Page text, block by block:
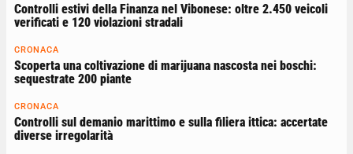
Controlli estivi della Finanza nel Vibonese: oltre 2.450 veicoli
verificati e 120 violazioni stradali
CRONACA
Scoperta una coltivazione di marijuana nascosta nei boschi:
sequestrate 200 piante
CRONACA
Controlli sul demanio marittimo e sulla filiera ittica: accertate
diverse irregolarità